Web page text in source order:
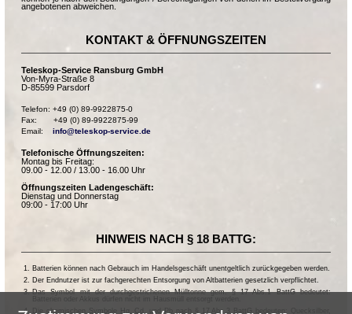
angebotenen abweichen.
KONTAKT & ÖFFNUNGSZEITEN
Teleskop-Service Ransburg GmbH
Von-Myra-Straße 8
D-85599 Parsdorf
Telefon: +49 (0) 89-9922875-0
Fax:       +49 (0) 89-9922875-99
Email: info@teleskop-service.de
Telefonische Öffnungszeiten:
Montag bis Freitag:
09.00 - 12.00 / 13.00 - 16.00 Uhr
Öffnungszeiten Ladengeschäft:
Dienstag und Donnerstag
09:00 - 17:00 Uhr
HINWEIS NACH § 18 BATTG:
Batterien können nach Gebrauch im Handelsgeschäft unentgeltlich zurückgegeben werden.
Der Endnutzer ist zur fachgerechten Entsorgung von Altbatterien gesetzlich verpflichtet.
Das Symbol mit der durchgestrichenen Mülltonne gem. § 17 Abs.1 BattG bedeutet:
Die chemischen Symbole Hg, Cd, und Pb nach § 17 Abs.3 BattG bedeuten: Quecksilber,